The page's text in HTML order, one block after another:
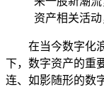
资产相关活
在当今数字化
下，数字资产的重
连、如影随形的数